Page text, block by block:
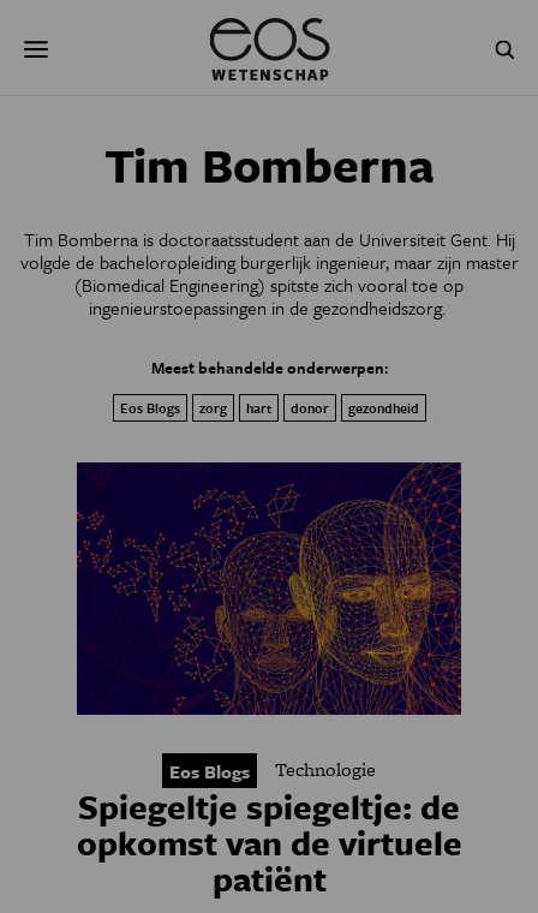
naar
GEZONDHEID RUIMTE
NATUURWETENSCHAPPEN GESCHIEDENIS
PSYCHE & BREIN BLOGS
PODCAST AGENDA
Tim Bomberna
Tim Bomberna is doctoraatsstudent aan de Universiteit Gent. Hij
volgde de bacheloropleiding burgerlijk ingenieur, maar zijn master
(Biomedical Engineering) spitste zich vooral toe op
ingenieurstoepassingen in de gezondheidszorg.
Meest behandelde onderwerpen:
Eos Blogs zorg hart donor gezondheid
Eos Blogs Technologie
Spiegeltje spiegeltje: de
opkomst van de virtuele
patiënt